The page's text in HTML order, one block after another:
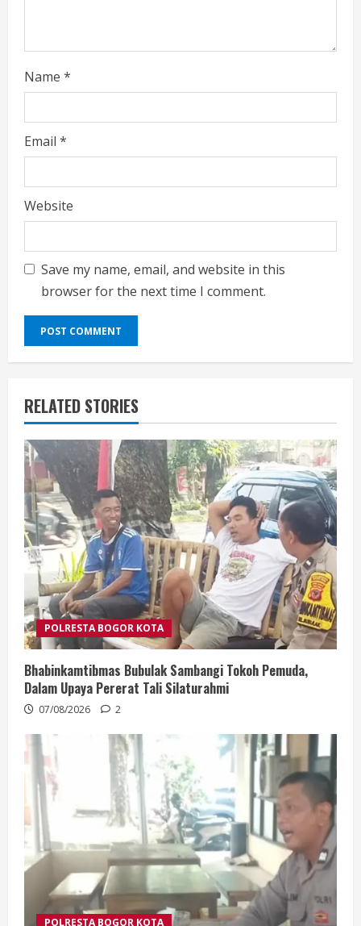
Name *
Email *
Website
Save my name, email, and website in this
browser for the next time I comment.
RELATED STORIES
POLRESTA BOGOR KOTA
Bhabinkamtibmas Bubulak Sambangi Tokoh Pemuda,
Dalam Upaya Pererat Tali Silaturahmi
07/08/2026 2
POLRESTA BOGOR KOTA